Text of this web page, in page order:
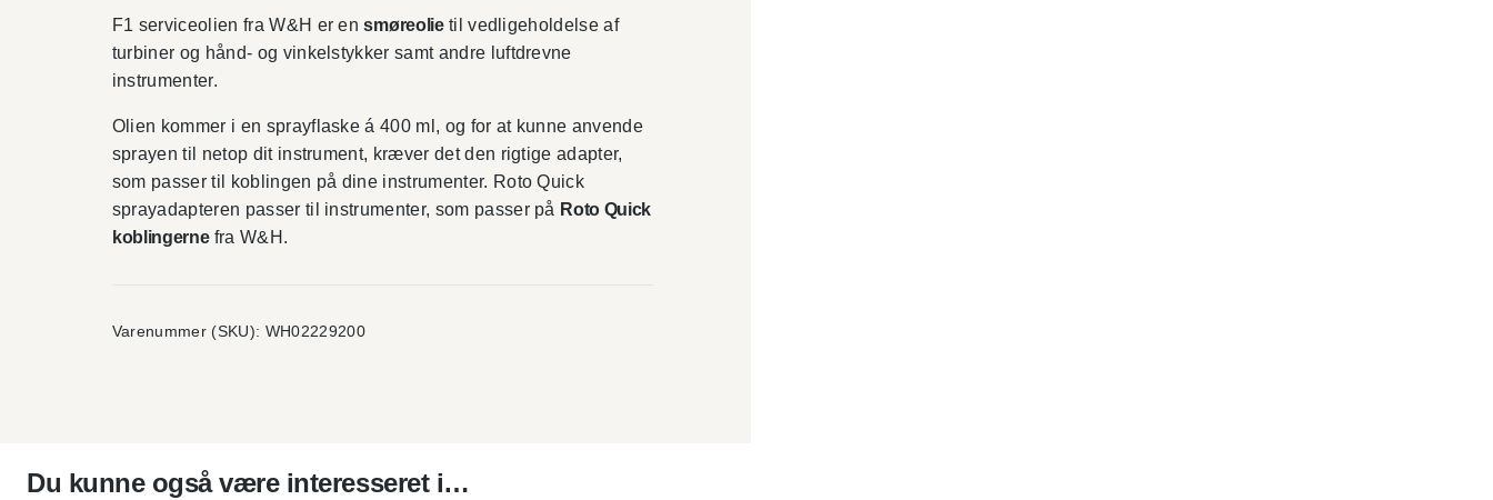
F1 serviceolien fra W&H er ensmøreolietil vedligeholdelse af
turbiner og hånd- og vinkelstykker samt andre luftdrevne
instrumenter.
Olien kommer i en sprayflaske á 400 ml, og for at kunne anvende
sprayen til netop dit instrument, kræver det den rigtige adapter,
som passer til koblingen på dine instrumenter. Roto Quick
sprayadapteren passer til instrumenter, som passer på Roto Quick
koblingernefra W&H.
Varenummer (SKU): WH02229200
Du kunne også være interesseret i…